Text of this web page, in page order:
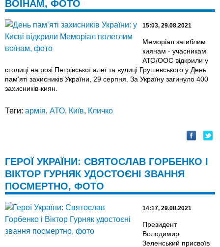
ВОЇНАМ, ФОТО
15:03, 29.08.2021
Меморіал загиблим
киянам - учасникам
АТО/ООС відкрили у
столиці на розі Петрівської алеї та вулиці Грушевського у День
пам’яті захисників України, 29 серпня. За Україну загинуло 400
захисників-киян.
Теги: армія, АТО, Київ, Кличко
ГЕРОЇ УКРАЇНИ: СВЯТОСЛАВ ГОРБЕНКО І
ВІКТОР ГУРНЯК УДОСТОЄНІ ЗВАННЯ
ПОСМЕРТНО, ФОТО
14:17, 29.08.2021
Президент
Володимир
Зеленський присвоїв